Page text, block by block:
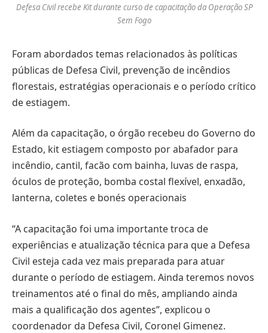
Defesa Civil recebe Kit durante curso de capacitação da Operação SP
Sem Fogo
Foram abordados temas relacionados às políticas
públicas de Defesa Civil, prevenção de incêndios
florestais, estratégias operacionais e o período crítico
de estiagem.
Além da capacitação, o órgão recebeu do Governo do
Estado, kit estiagem composto por abafador para
incêndio, cantil, facão com bainha, luvas de raspa,
óculos de proteção, bomba costal flexível, enxadão,
lanterna, coletes e bonés operacionais
“A capacitação foi uma importante troca de
experiências e atualização técnica para que a Defesa
Civil esteja cada vez mais preparada para atuar
durante o período de estiagem. Ainda teremos novos
treinamentos até o final do mês, ampliando ainda
mais a qualificação dos agentes”, explicou o
coordenador da Defesa Civil, Coronel Gimenez.